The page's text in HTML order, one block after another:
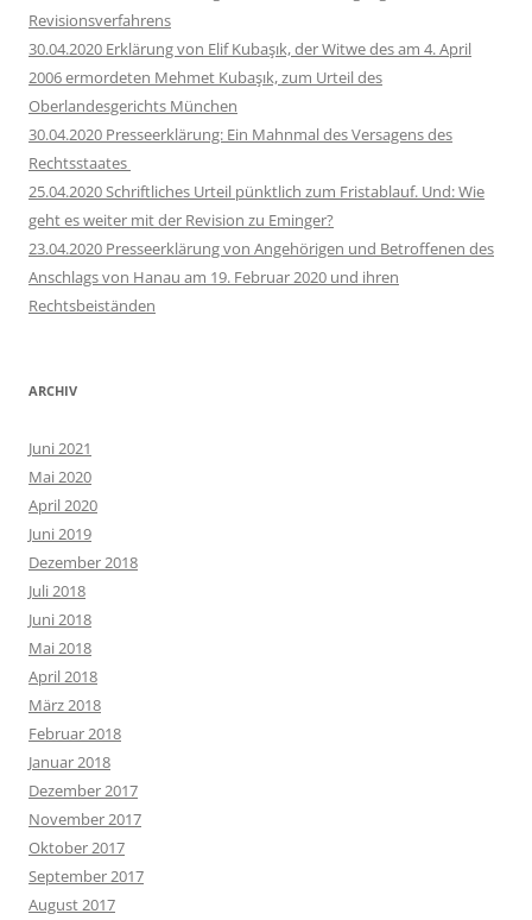
Revisionsverfahrens
30.04.2020 Erklärung von Elif Kubaşık, der Witwe des am 4. April
2006 ermordeten Mehmet Kubaşık, zum Urteil des
Oberlandesgerichts München
30.04.2020 Presseerklärung: Ein Mahnmal des Versagens des
Rechtsstaates
25.04.2020 Schriftliches Urteil pünktlich zum Fristablauf. Und: Wie
geht es weiter mit der Revision zu Eminger?
23.04.2020 Presseerklärung von Angehörigen und Betroffenen des
Anschlags von Hanau am 19. Februar 2020 und ihren
Rechtsbeiständen
ARCHIV
Juni 2021
Mai 2020
April 2020
Juni 2019
Dezember 2018
Juli 2018
Juni 2018
Mai 2018
April 2018
März 2018
Februar 2018
Januar 2018
Dezember 2017
November 2017
Oktober 2017
September 2017
August 2017